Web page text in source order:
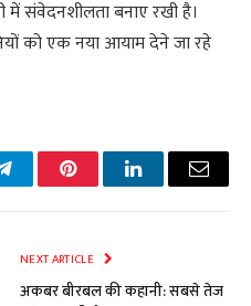
में संवेदनशीलता बनाए रखी है।
को एक नया आयाम देने जा रहे
TelegramPinterestLinkedInEmail
NEXT ARTICLE
अकबर बीरबल की कहानी: सबसे तेज